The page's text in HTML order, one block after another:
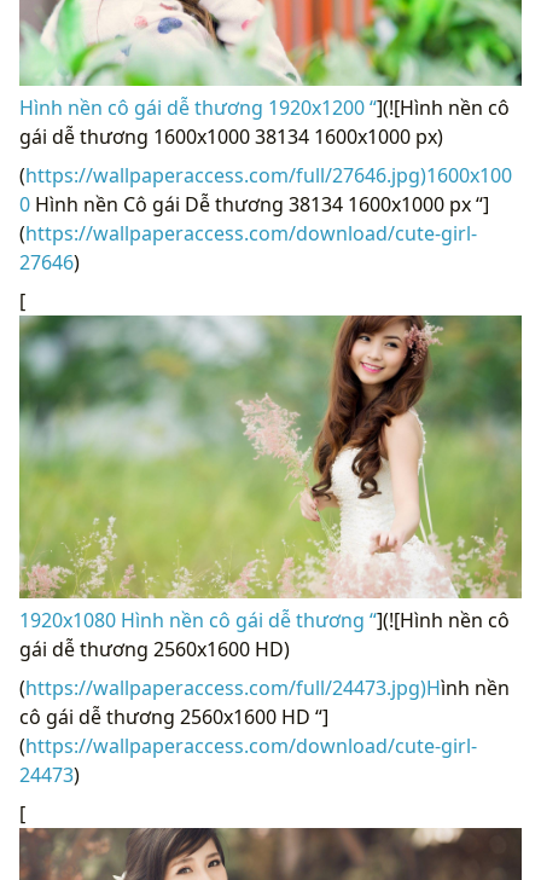
Hình nền cô gái dễ thương 1920x1200 “](![Hình nền cô
gái dễ thương 1600x1000 38134 1600x1000 px)
(https://wallpaperaccess.com/full/27646.jpg)1600x100
0 Hình nền Cô gái Dễ thương 38134 1600x1000 px “]
(https://wallpaperaccess.com/download/cute-girl-
27646)
[
1920x1080 Hình nền cô gái dễ thương “](![Hình nền cô
gái dễ thương 2560x1600 HD)
(https://wallpaperaccess.com/full/24473.jpg)Hình nền
cô gái dễ thương 2560x1600 HD “]
(https://wallpaperaccess.com/download/cute-girl-
24473)
[